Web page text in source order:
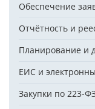
Обеспечение
Отчётность и
Планирование и
ЕИС и
Закупки по 223-